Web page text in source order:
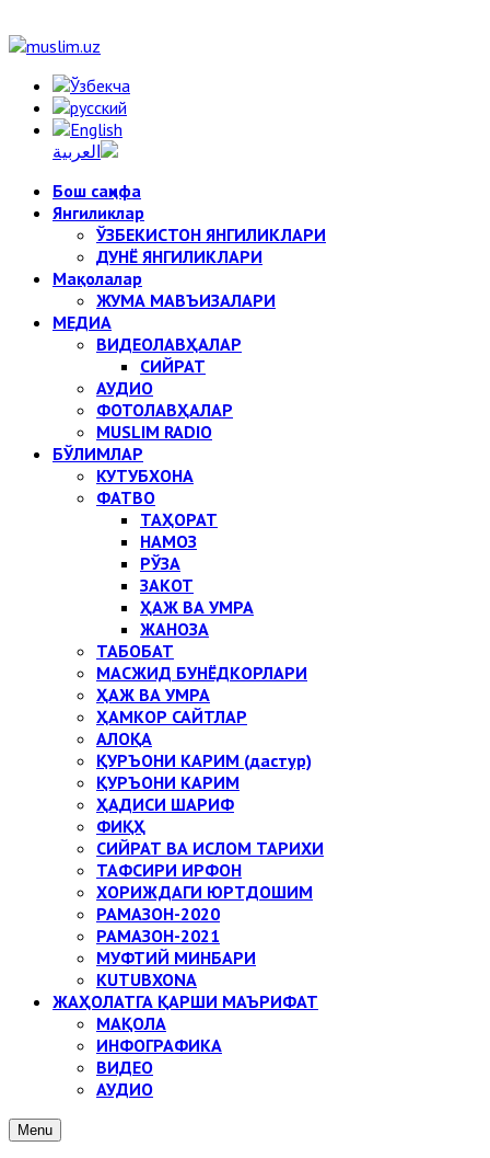
Бош саҳифа
Янгиликлар
ЎЗБЕКИСТОН ЯНГИЛИКЛАРИ
ДУНЁ ЯНГИЛИКЛАРИ
Мақолалар
ЖУМА МАВЪИЗАЛАРИ
МЕДИА
ВИДЕОЛАВҲАЛАР
СИЙРАТ
АУДИО
ФОТОЛАВҲАЛАР
MUSLIM RADIO
БЎЛИМЛАР
КУТУБХОНА
ФАТВО
ТАҲОРАТ
НАМОЗ
РЎЗА
ЗАКОТ
ҲАЖ ВА УМРА
ЖАНОЗА
ТАБОБАТ
МАСЖИД БУНЁДКОРЛАРИ
ҲАЖ ВА УМРА
ҲАМКОР САЙТЛАР
АЛОҚА
ҚУРЪОНИ КАРИМ (дастур)
ҚУРЪОНИ КАРИМ
ҲАДИСИ ШАРИФ
ФИҚҲ
СИЙРАТ ВА ИСЛОМ ТАРИХИ
ТАФСИРИ ИРФОН
ХОРИЖДАГИ ЮРТДОШИМ
РАМАЗОН-2020
РАМАЗОН-2021
МУФТИЙ МИНБАРИ
KUTUBXONA
ЖАҲОЛАТГА ҚАРШИ МАЪРИФАТ
МАҚОЛА
ИНФОГРАФИКА
ВИДЕО
АУДИО
Menu